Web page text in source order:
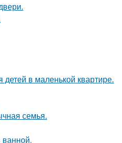
в маленькой квартире.
семья.
ванной.